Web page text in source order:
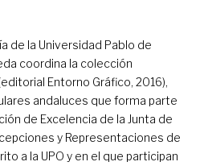
de la Universidad Pablo de
coordina la colección
Entorno Gráfico, 2016),
andaluces que forma parte
de Excelencia de la Junta de
y Representaciones de
a la UPO y en el que participan